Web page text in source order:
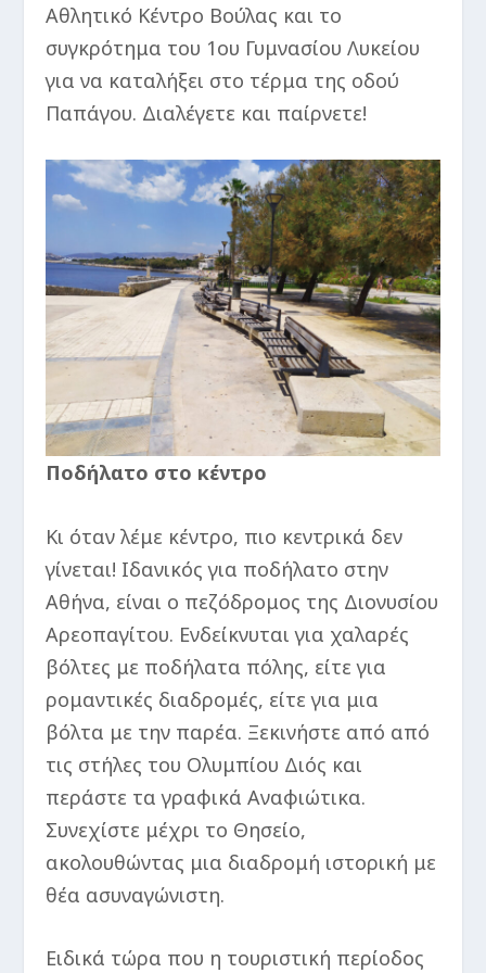
Αθλητικό Κέντρο Βούλας και το
συγκρότημα του 1ου Γυμνασίου Λυκείου
για να καταλήξει στο τέρμα της οδού
Παπάγου. Διαλέγετε και παίρνετε!
Ποδήλατο στο κέντρο
Κι όταν λέμε κέντρο, πιο κεντρικά δεν
γίνεται! Ιδανικός για ποδήλατο στην
Αθήνα, είναι ο πεζόδρομος της Διονυσίου
Αρεοπαγίτου. Ενδείκνυται για χαλαρές
βόλτες με ποδήλατα πόλης, είτε για
ρομαντικές διαδρομές, είτε για μια
βόλτα με την παρέα. Ξεκινήστε από από
τις στήλες του Ολυμπίου Διός και
περάστε τα γραφικά Αναφιώτικα.
Συνεχίστε μέχρι το Θησείο,
ακολουθώντας μια διαδρομή ιστορική με
θέα ασυναγώνιστη.
Ειδικά τώρα που η τουριστική περίοδος